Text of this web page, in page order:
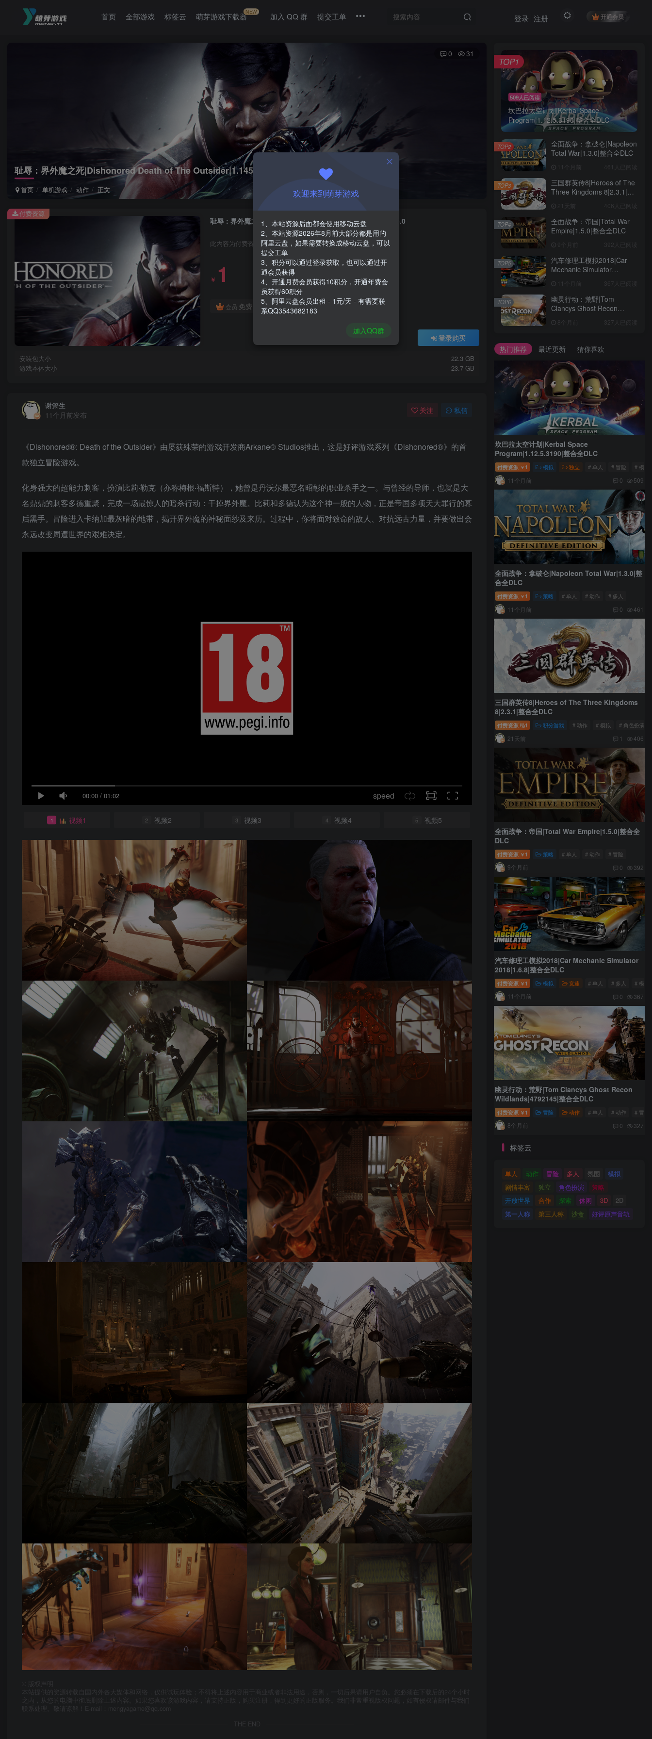
首页 全部游戏 标签云 萌芽游戏下载器NEW 加入 QQ 群 提交工单 开通会员
登录 注册
耻辱：界外魔之死|Dishonored Death of The Outsider|1.145.0
首页 单机游戏 动作 正文
0 31
耻辱：界外魔之死|Dishonored Death of The Outsider|1.145.0
此内容为付费资源，请付费后查看
￥ 1
会员 免费
登录购买
安装包大小
22.3 GB
游戏本体大小
23.7 GB
付费资源
谢箫生
11个月前发布
关注 私信
《Dishonored®: Death of the Outsider》由屡获殊荣的游戏开发商Arkane® Studios推出，这是好评游戏系列《Dishonored®》的首
款独立冒险游戏。
化身强大的超能力刺客，扮演比莉‧勒克（亦称梅根‧福斯特），她曾是丹沃尔最恶名昭彰的职业杀手之一。与曾经的导师，也就是大
名鼎鼎的刺客多德重聚，完成一场最惊人的暗杀行动：干掉界外魔。比莉和多德认为这个神一般的人物，正是帝国多项天大罪行的幕
后黑手。冒险进入卡纳加最灰暗的地带，揭开界外魔的神秘面纱及来历。过程中，你将面对致命的敌人、对抗远古力量，并要做出会
永远改变周遭世界的艰难决定。
00:00 / 01:02 speed
1 视频1 2 视频2 3 视频3 4 视频4 5 视频5
版权声明
本站提供的资源转载自国内外各大媒体和网络，仅供试玩体验；不得将上述内容用于商业或者非法用途，否则，一切后果请用户自负。您必须在下载后的24个小时
之内，从您的电脑中彻底删除上述内容。如果您喜欢该游戏内容，请支持正版，购买注册，得到更好的正版服务。我们非常重视版权问题，如有侵权请邮件与我们
联系处理。敬请谅解！E-mail：mengyagame@qq.com
THE END
509人已阅读
坎巴拉太空计划|Kerbal Space
Program|1.12.5.3190|整合全DLC
TOP1
全面战争：拿破仑|Napoleon
Total War|1.3.0|整合全DLC
11个月前 461人已阅读
TOP2
三国群英传8|Heroes of The
Three Kingdoms 8|2.3.1|整
21天前 406人已阅读
TOP3
全面战争：帝国|Total War
Empire|1.5.0|整合全DLC
9个月前 392人已阅读
TOP4
汽车修理工模拟2018|Car
Mechanic Simulator
11个月前 367人已阅读
TOP5
幽灵行动：荒野|Tom
Clancys Ghost Recon
DLC8个月前 327人已阅读
TOP6
热门推荐 最近更新 猜你喜欢
坎巴拉太空计划|Kerbal Space
Program|1.12.5.3190|整合全DLC
付费资源 ￥ 1 模拟 独立 # 单人 # 冒险 # 模拟
11个月前 0 509
全面战争：拿破仑|Napoleon Total War|1.3.0|整
合全DLC
付费资源 ￥ 1 策略 # 单人 # 动作 # 多人
11个月前 0 461
三国群英传8|Heroes of The Three Kingdoms
8|2.3.1|整合全DLC
付费资源 1 积分游戏 # 动作 # 模拟 # 角色扮演
21天前 1 406
全面战争：帝国|Total War Empire|1.5.0|整合全
DLC
付费资源 ￥ 1 策略 # 单人 # 动作 # 冒险
9个月前 0 392
汽车修理工模拟2018|Car Mechanic Simulator
2018|1.6.8|整合全DLC
付费资源 ￥ 1 模拟 竞速 # 单人 # 多人 # 模拟
11个月前 0 367
幽灵行动：荒野|Tom Clancys Ghost Recon
Wildlands|4792145|整合全DLC
付费资源 ￥ 1 冒险 动作 # 单人 # 动作 # 冒险
8个月前 0 327
标签云
单人 动作 冒险 多人 氛围
模拟
剧情丰富
独立 角色扮演
策略
开放世界
合作 探索 休闲 3D
2D
第一人称
第三人称 沙盒 好评原声音轨
欢迎来到萌芽游戏
1、本站资源后面都会使用移动云盘
2、本站资源2026年8月前大部分都是用的
阿里云盘，如果需要转换成移动云盘，可以
提交工单
3、积分可以通过登录获取，也可以通过开
通会员获得
4、开通月费会员获得10积分，开通年费会
员获得60积分
5、阿里云盘会员出租 - 1元/天 - 有需要联
系QQ3543682183
加入QQ群